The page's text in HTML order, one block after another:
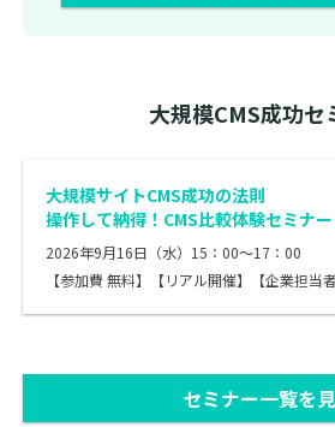
大規模CMS成功セ
大規模サイトCMS成功の法則
操作して納得！CMS比較体験セミナー
2026年9月16日（水）15：00～17：00
【参加費 無料】【リアル開催】【企業担当
セミナー一覧を